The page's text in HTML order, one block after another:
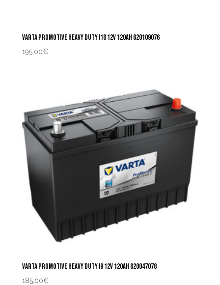
VARTA PROMOTIVE HEAVY DUTY I16 12V 120AH 620109076
195,00€
VARTA PROMOTIVE HEAVY DUTY I9 12V 120AH 620047078
185,00€